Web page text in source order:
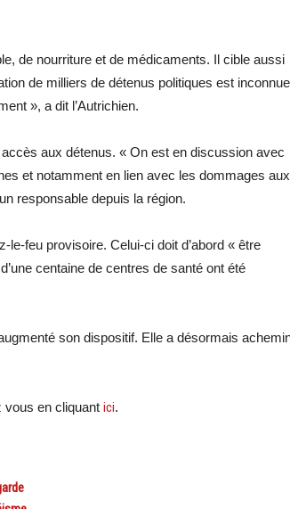
de nourriture et de médicaments. Il cible aussi
de milliers de détenus politiques est inconnue
», a dit l’Autrichien.
aux détenus. « On est en discussion avec
et notamment en lien avec les dommages aux
responsable depuis la région.
feu provisoire. Celui-ci doit d’abord « être
centaine de centres de santé ont été
son dispositif. Elle a désormais
en cliquant ici.